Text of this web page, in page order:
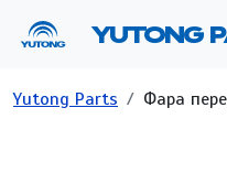
YUTONG
Строка
Yutong Parts Фара